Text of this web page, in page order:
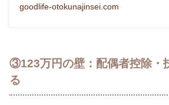
がわかりやすく解説します。
goodlife-otokunajinsei.com
③123万円の壁：配偶者控除・
る